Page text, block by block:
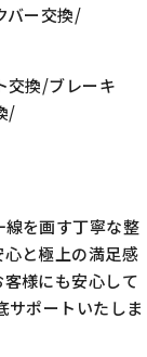
バー交換/
交換/ブレーキ
/
を画す丁寧な整
と極上の満足感
様にも安心して
サポートいたしま